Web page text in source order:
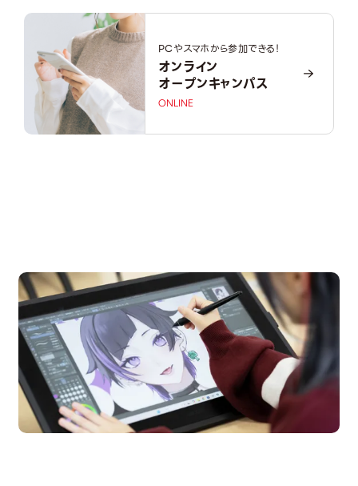
PCやスマホから参加できる！
オンライン
オープンキャンパス
ONLINE
Campus Open